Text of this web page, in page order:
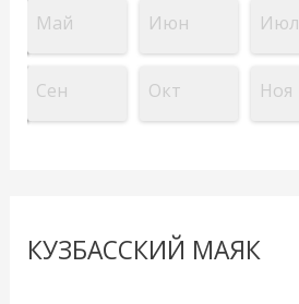
Май Июн Июл
Сен Окт Ноя
КУЗБАССКИЙ МАЯК